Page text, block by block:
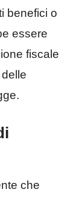
benefici o
essere
fiscale
che